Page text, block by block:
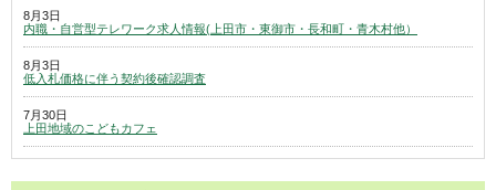
8月3日
内職・自営型テレワーク求人情報(上田市・東御市・長和町・青木村他）
8月3日
低入札価格に伴う契約後確認調査
7月30日
上田地域のこどもカフェ